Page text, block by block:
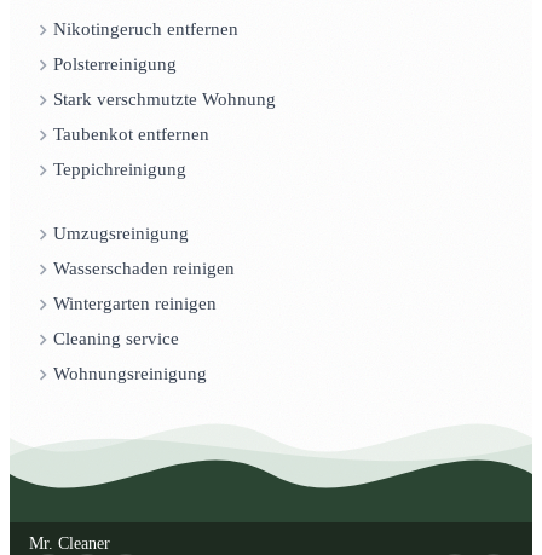
Nikotingeruch entfernen
Polsterreinigung
Stark verschmutzte Wohnung
Taubenkot entfernen
Teppichreinigung
Umzugsreinigung
Wasserschaden reinigen
Wintergarten reinigen
Cleaning service
Wohnungsreinigung
Mr. Cleaner